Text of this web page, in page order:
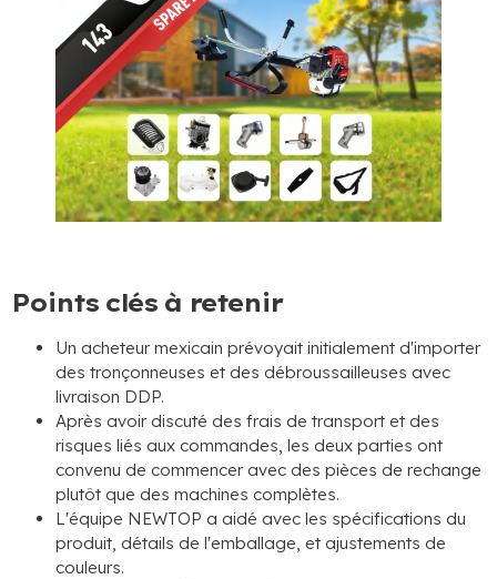
Points clés à retenir
Un acheteur mexicain prévoyait initialement d'importer
des tronçonneuses et des débroussailleuses avec
livraison DDP.
Après avoir discuté des frais de transport et des
risques liés aux commandes, les deux parties ont
convenu de commencer avec des pièces de rechange
plutôt que des machines complètes.
L'équipe NEWTOP a aidé avec les spécifications du
produit, détails de l'emballage, et ajustements de
couleurs.